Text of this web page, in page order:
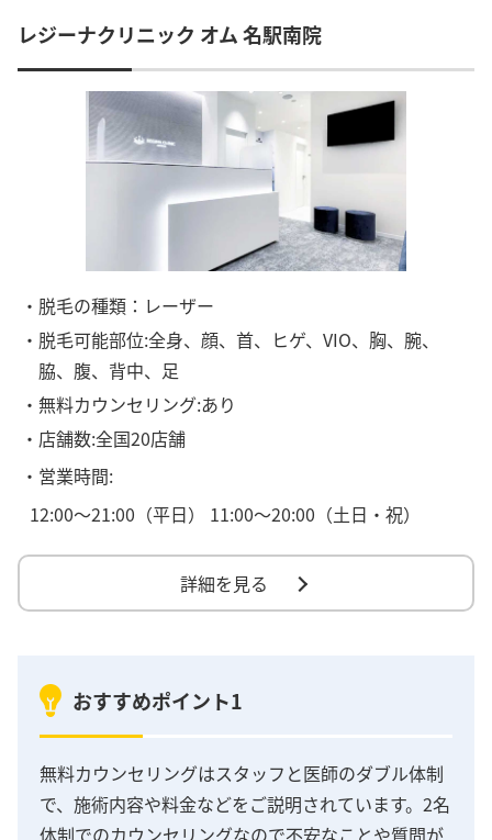
レジーナクリニック オム 名駅南院
・脱毛の種類：レーザー
・脱毛可能部位:全身、顔、首、ヒゲ、VIO、胸、腕、
脇、腹、背中、足
・無料カウンセリング:あり
・店舗数:全国20店舗
・営業時間:
12:00〜21:00（平日） 11:00〜20:00（土日・祝）
詳細を見る
おすすめポイント1
無料カウンセリングはスタッフと医師のダブル体制
で、施術内容や料金などをご説明されています。2名
体制でのカウンセリングなので不安なことや質問が